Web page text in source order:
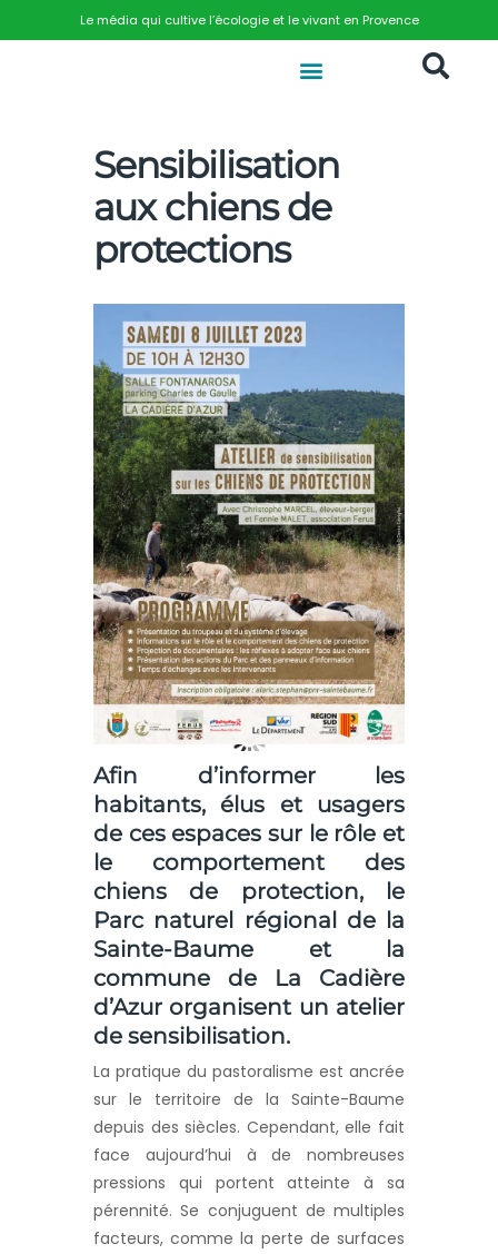
Le média qui cultive l’écologie et le vivant en Provence
Sensibilisation
aux chiens de
protections
Afin d’informer les
habitants, élus et usagers
de ces espaces sur le rôle et
le comportement des
chiens de protection, le
Parc naturel régional de la
Sainte-Baume et la
commune de La Cadière
d’Azur organisent un atelier
de sensibilisation.
La pratique du pastoralisme est ancrée
sur le territoire de la Sainte-Baume
depuis des siècles. Cependant, elle fait
face aujourd’hui à de nombreuses
pressions qui portent atteinte à sa
pérennité. Se conjuguent de multiples
facteurs, comme la perte de surfaces